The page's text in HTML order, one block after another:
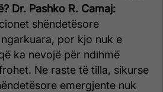
Dr. Pashko R. Camaj:
shëndetësore
por kjo nuk e
ka nevojë për ndihmë
Ne raste të tilla, sikurse
emergjente nuk